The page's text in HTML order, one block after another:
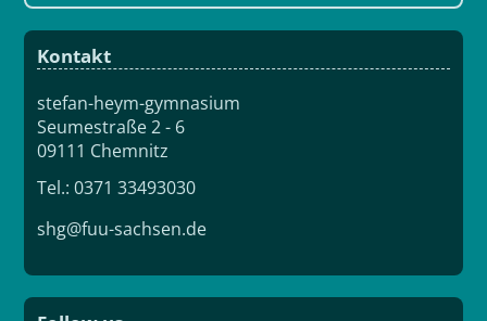
Kontakt
stefan-heym-gymnasium
Seumestraße 2 - 6
09111 Chemnitz
Tel.: 0371 33493030
shg@fuu-sachsen.de